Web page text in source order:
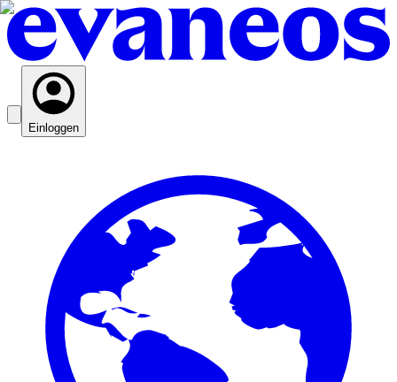
Einloggen